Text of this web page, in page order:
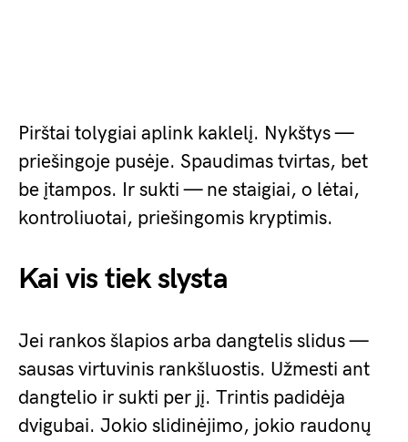
Pirštai tolygiai aplink kaklelį. Nykštys —
priešingoje pusėje. Spaudimas tvirtas, bet
be įtampos. Ir sukti — ne staigiai, o lėtai,
kontroliuotai, priešingomis kryptimis.
Kai vis tiek slysta
Jei rankos šlapios arba dangtelis slidus —
sausas virtuvinis rankšluostis. Užmesti ant
dangtelio ir sukti per jį. Trintis padidėja
dvigubai. Jokio slidinėjimo, jokio raudonų